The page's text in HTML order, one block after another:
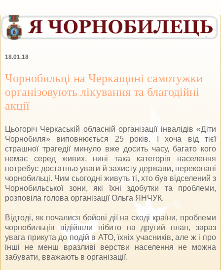
18.01.18
Чорнобильці на Черкащині самотужки
організовують лікування та благодійні
акції
Цьогоріч Черкаській обласній організації інвалідів «Діти
Чорнобиля» виповнюється 25 років. І хоча від тієї
страшної трагедії минуло вже досить часу, багато кого
немає cеред живих, нині така категорія населення
потребує достатньо уваги й захисту держави, переконані
чорнобильці. Чим сьогодні живуть ті, хто був відселений з
Чорнобильської зони, які їхні здобутки та проблеми,
розповіла голова організації Ольга ЯНЧУК.
Відтоді, як почалися бойові дії на сході країни, проблеми
чорнобильців відійшли нібито на другий план, зараз
увага прикута до подій в АТО, їхніх учасників, але ж і про
інші не менш вразливі верстви населення не можна
забувати, вважають в організації.